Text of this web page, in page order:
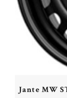
Jante MW